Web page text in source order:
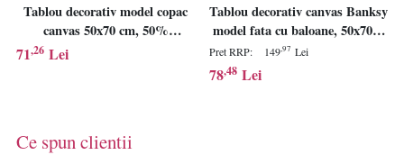
Tablou decorativ model copac
canvas 50x70 cm, 50%
bumbac/50% poliester,
71,26 Lei
Tablou decorativ canvas Banksy
model fata cu baloane, 50x70x3
cm, 50% bumbac/50%
poliester, imprimare digitala,
rama lemn 2x3 cm,
Pret RRP: 149,97 Lei
78,48 Lei
Ce spun clientii